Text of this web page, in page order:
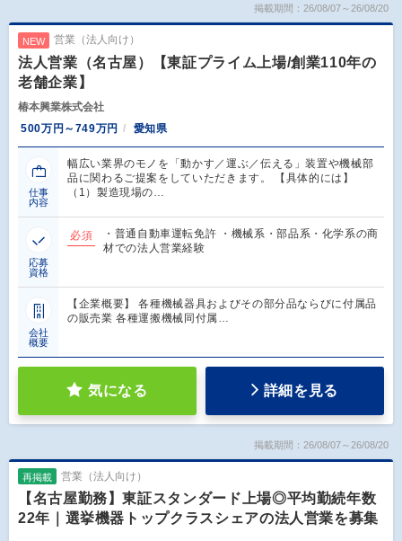
掲載期間：26/08/07～26/08/20
NEW 営業（法人向け）
法人営業（名古屋）【東証プライム上場/創業110年の
老舗企業】
椿本興業株式会社
500万円～749万円
愛知県
仕事
内容
幅広い業界のモノを「動かす／運ぶ／伝える」装置や機械部
品に関わるご提案をしていただきます。 【具体的には】
（1）製造現場の…
応募
資格
必須
・普通自動車運転免許 ・機械系・部品系・化学系の商
材での法人営業経験
会社
概要
【企業概要】 各種機械器具およびその部分品ならびに付属品
の販売業 各種運搬機械同付属…
気になる 詳細を見る
掲載期間：26/08/07～26/08/20
再掲載 営業（法人向け）
【名古屋勤務】東証スタンダード上場◎平均勤続年数
22年｜選挙機器トップクラスシェアの法人営業を募集